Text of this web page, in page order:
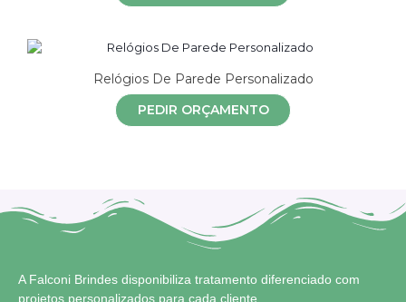
Relógios De Parede Personalizado
PEDIR ORÇAMENTO
A Falconi Brindes disponibiliza tratamento diferenciado com
projetos personalizados para cada cliente.